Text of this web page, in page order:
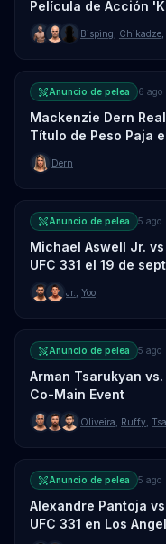
Película de Acción
Bisping Chikadze
Anuncio de pelea 6 ago
Mackenzie Dern
Título de Peso Paja
Dern
Anuncio de pelea 5 ago
Michael Aswell Jr.
UFC 331 el 19 de
Jr. Yoo
Anuncio de pelea 5 ago
Arman Tsarukyan
Co-Main Event
Oliveira Ruffy
Anuncio de pelea 5 ago
Alexandre Pantoja
UFC 331 en Los